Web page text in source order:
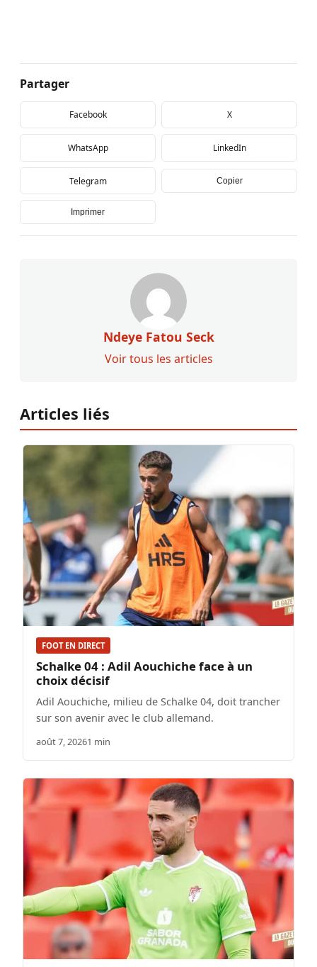
Partager
Facebook X
WhatsApp LinkedIn
Telegram Copier
Imprimer
Ndeye Fatou Seck
Voir tous les articles
Articles liés
FOOT EN DIRECT
Schalke 04 : Adil Aouchiche face à un
choix décisif
Adil Aouchiche, milieu de Schalke 04, doit trancher
sur son avenir avec le club allemand.
août 7, 20261 min